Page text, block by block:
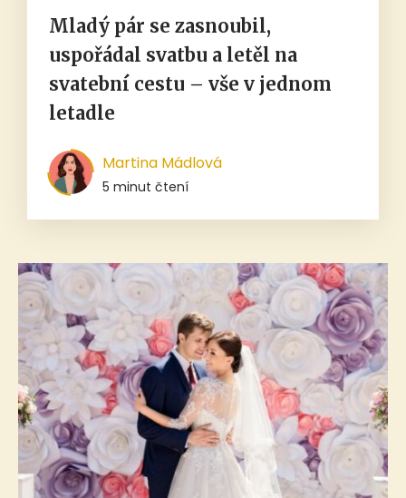
Mladý pár se zasnoubil,
uspořádal svatbu a letěl na
svatební cestu – vše v jednom
letadle
Martina Mádlová
5 minut čtení